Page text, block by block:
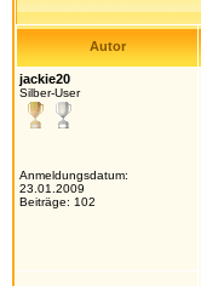
Autor
jackie20
Silber-User
Anmeldungsdatum:
23.01.2009
Beiträge: 102